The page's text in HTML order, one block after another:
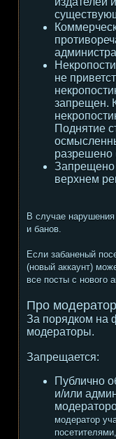
не
запрещен.
Поднятие
разрешено
Запрещено
верхнем
В случае
и банов.
Если забаненый
(новый аккаунт)
все посты с нового
Про
За порядком на
модераторы.
Запрещается:
Публично
и/или
модератор